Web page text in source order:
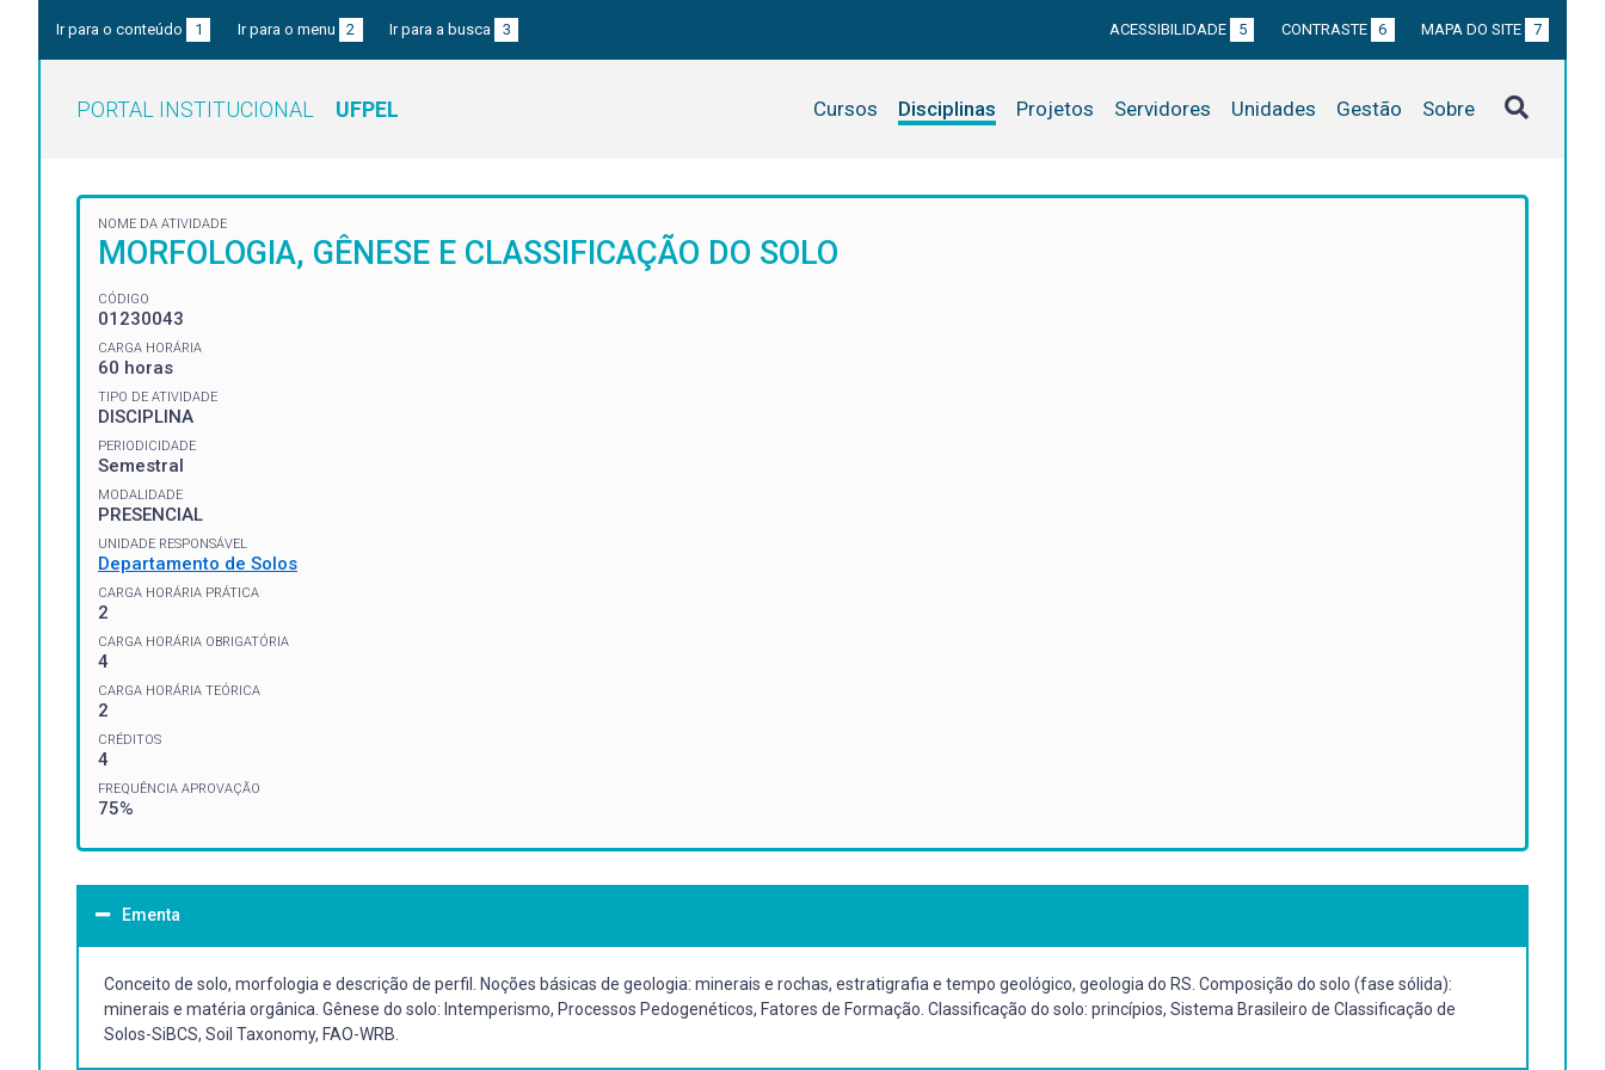
Ir para o conteúdo 1 Ir para o menu 2 Ir para a busca 3 ACESSIBILIDADE 5 CONTRASTE 6 MAPA DO SITE 7
PORTAL INSTITUCIONAL UFPEL Cursos Disciplinas Projetos Servidores Unidades Gestão Sobre
NOME DA ATIVIDADE
MORFOLOGIA, GÊNESE E CLASSIFICAÇÃO DO SOLO
CÓDIGO
01230043
CARGA HORÁRIA
60 horas
TIPO DE ATIVIDADE
DISCIPLINA
PERIODICIDADE
Semestral
MODALIDADE
PRESENCIAL
UNIDADE RESPONSÁVEL
Departamento de Solos
CARGA HORÁRIA PRÁTICA
2
CARGA HORÁRIA OBRIGATÓRIA
4
CARGA HORÁRIA TEÓRICA
2
CRÉDITOS
4
FREQUÊNCIA APROVAÇÃO
75%
Ementa
Conceito de solo, morfologia e descrição de perfil. Noções básicas de geologia: minerais e rochas, estratigrafia e tempo geológico, geologia do RS. Composição do solo (fase sólida):
minerais e matéria orgânica. Gênese do solo: Intemperismo, Processos Pedogenéticos, Fatores de Formação. Classificação do solo: princípios, Sistema Brasileiro de Classificação de
Solos-SiBCS, Soil Taxonomy, FAO-WRB.